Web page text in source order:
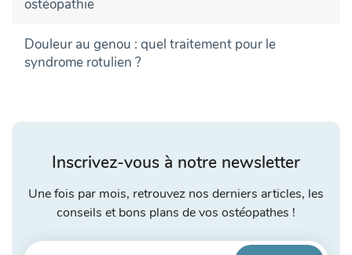
ostéopathie
Douleur au genou : quel traitement pour le
syndrome rotulien ?
Inscrivez-vous à notre newsletter
Une fois par mois, retrouvez nos derniers articles, les
conseils et bons plans de vos ostéopathes !